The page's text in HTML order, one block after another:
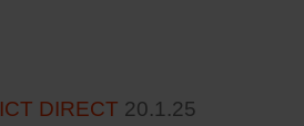
ICT DIRECT 20.1.25